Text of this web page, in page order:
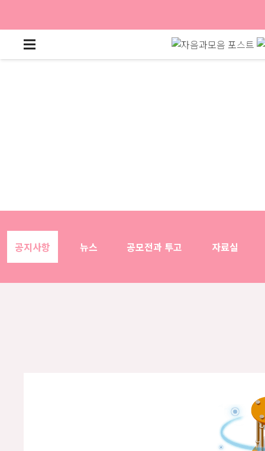
공지사항 뉴스 공모전과 투고 자료실